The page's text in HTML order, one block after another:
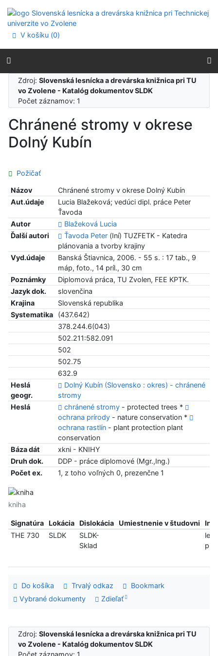
Prejsť na menu
Prehlásenie o webovej prístupnosti
V košíku (0)
Zdroj:Slovenská lesnícka a drevárska knižnica pri TU
vo Zvolene - Katalóg dokumentov SLDK
Počet záznamov: 1
Chránené stromy v okrese
Dolný Kubín
Požičať
Názov
Chránené stromy v okrese Dolný Kubín
Aut.údaje
Lucia Blažeková; vedúci dipl. práce Peter
Ťavoda
Autor
Blažeková Lucia
Ďalší autori
Ťavoda Peter(Iní) TUZFETK - Katedra
plánovania a tvorby krajiny
Vyd.údaje
Banská Štiavnica, 2006. - 55 s. : 17 tab., 9
máp, foto., 14 príl., 30 cm
Poznámky
Diplomová práca, TU Zvolen, FEE KPTK.
Jazyk dok.
slovenčina
Krajina
Slovenská republika
Systematika
(437.642)
378.244.6(043)
502.211:582.091
502
502.75
632.9
Heslá
geogr.
Dolný Kubín (Slovensko : okres) - chránené
stromy
Heslá
chránené stromy- protected trees *
ochrana prírody- nature conservation *
ochrana rastlín- plant protection plant
conservation
Báza dát
xkni - KNIHY
Druh dok.
DDP - práce diplomové (Mgr.,Ing.)
Počet ex.
1, z toho voľných 0, prezenčne 1
kniha
Signatúra Lokácia Dislokácia Umiestnenie v študovni
Info
THE 730
SLDK
SLDK-
Sklad
len
Do košíka Trvalý odkaz
Bookmark
Vybrané dokumenty
Zdieľať
Zdroj:Slovenská lesnícka a drevárska knižnica pri TU
vo Zvolene - Katalóg dokumentov SLDK
Počet záznamov: 1